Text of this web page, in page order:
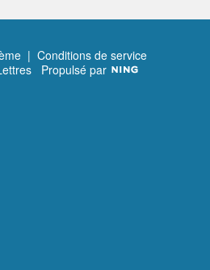
| Conditions de service
Propulsé par